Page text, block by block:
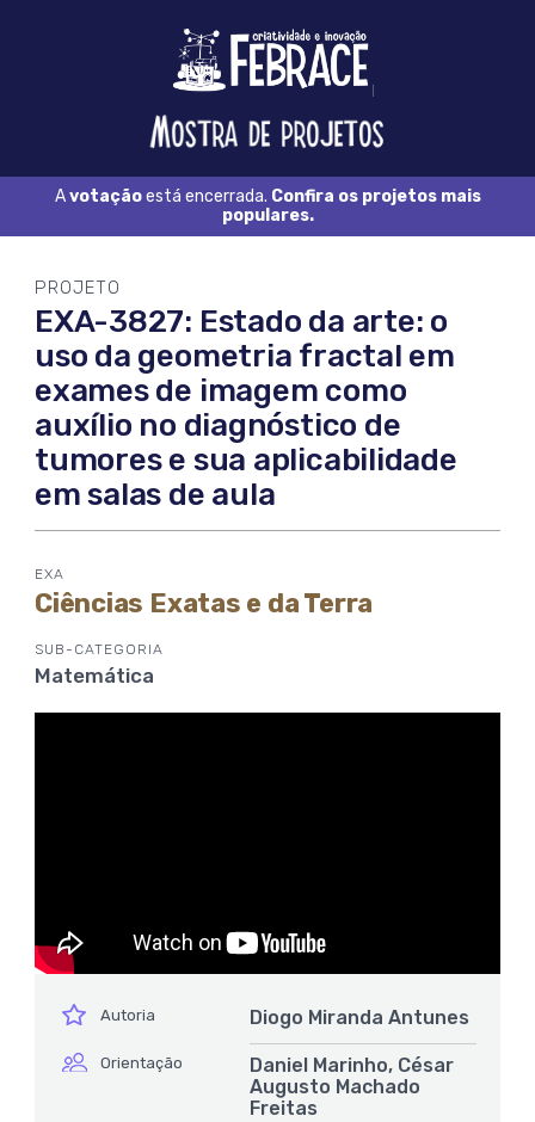
Logo
FEBRACE
Feira
Brasileira
Ciência
e
Tecnologia
Avotaçãoestá encerrada. Confira os projetos mais
populares.
PROJETO
EXA-3827: Estado da arte: o
uso da geometria fractal em
exames de imagem como
auxílio no diagnóstico de
tumores e sua aplicabilidade
em salas de aula
EXA
Ciências Exatas e da Terra
SUB-CATEGORIA
Matemática
íconeAutoria
Diogo Miranda Antunes
íconeOrientação
Daniel Marinho, César
Augusto Machado
Freitas